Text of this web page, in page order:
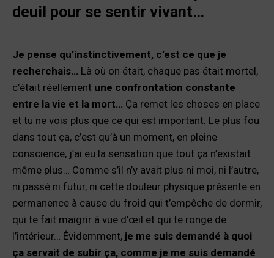
deuil pour se sentir vivant…
Je pense qu’instinctivement, c’est ce que je
recherchais… Là où on était, chaque pas était mortel,
c’était réellement une confrontation constante
entre la vie et la mort… Ça remet les choses en place
et tu ne vois plus que ce qui est important. Le plus fou
dans tout ça, c’est qu’à un moment, en pleine
conscience, j’ai eu la sensation que tout ça n’existait
même plus… Comme s’il n’y avait plus ni moi, ni l’autre,
ni passé ni futur, ni cette douleur physique présente en
permanence à cause du froid qui t’empêche de dormir,
qui te fait maigrir à vue d’œil et qui te ronge de
l’intérieur… Évidemment, je me suis demandé à quoi
ça servait de subir ça, comme je me suis demandé